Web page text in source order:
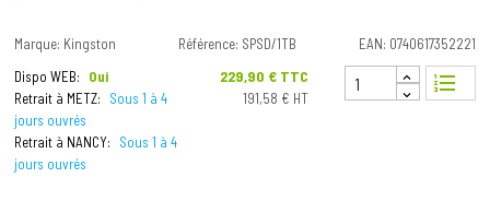
Marque: Kingston Référence: SPSD/1TB
EAN: 0740617352221
Dispo WEB:
Oui
Retrait à METZ:
Sous 1 à 4
jours ouvrés
Retrait à NANCY:
Sous 1 à 4
jours ouvrés
Prix
229,90 € TTC
191,58 € HT
format_list_numbered